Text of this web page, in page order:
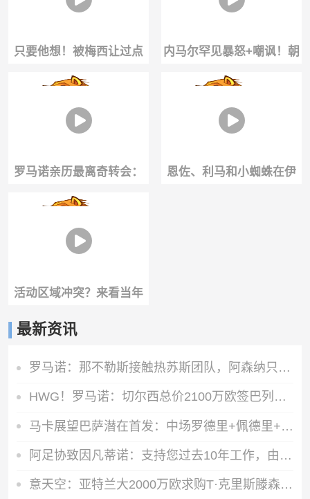
只要他想！被梅西让过点
球的顶级球员们！
内马尔罕见暴怒+嘲讽！朝
着对手疯狂怒吼，工作人
员根本拉不住！
罗马诺亲历最离奇转会：
梅西早晨准备签字，下午
被通知必须离队
恩佐、利马和小蜘蛛在伊
活动区域冲突？来看当年
格列兹曼和梅西之间的配
最新资讯
罗马诺：那不勒斯接触热苏斯团队，阿森纳只接受永久转会
HWG！罗马诺：切尔西总价2100万欧签巴列卡诺28岁左后卫查瓦里亚
马卡展望巴萨潜在首发：中场罗德里+佩德里+奥尔莫 阿德耶米中锋
阿足协致因凡蒂诺：支持您过去10年工作，由您继续领导是正确道路
意天空：亚特兰大2000万欧求购T·克里斯滕森 乌迪内斯要价2500万